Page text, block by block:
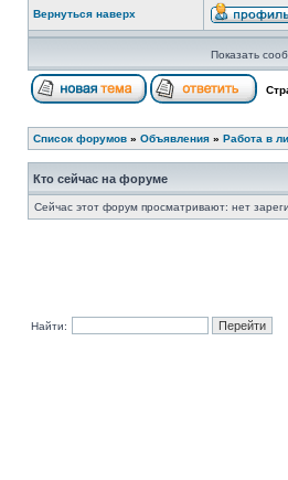
Вернуться наверх
Показать
Список форумов » Объявления » Работа в
Кто сейчас на форуме
Сейчас этот форум просматривают: нет
Найти: